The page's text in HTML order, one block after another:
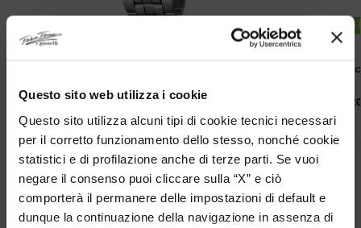
Questo sito web utilizza i cookie
Questo sito utilizza alcuni tipi di cookie tecnici necessari
per il corretto funzionamento dello stesso, nonché cookie
statistici e di profilazione anche di terze parti. Se vuoi
negare il consenso puoi cliccare sulla “X” e ciò
comporterà il permanere delle impostazioni di default e
dunque la continuazione della navigazione in assenza di
€79,20
Festina
183,20